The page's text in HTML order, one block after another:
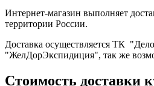
Интернет-магазин выполняет
территории России.
Доставка осуществляется ТК
"ЖелДорЭкспидиция", так же
Стоимость доставки